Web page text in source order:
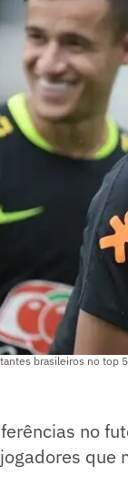
brasileiros no top
no
que